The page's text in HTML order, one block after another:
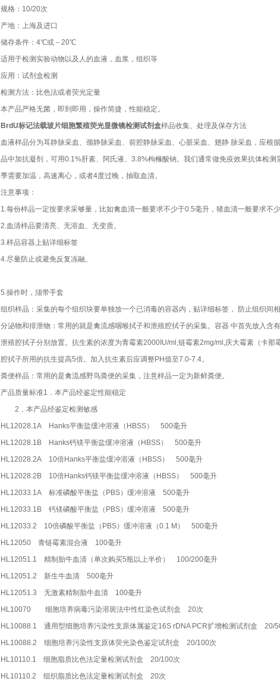
规格：10/20次
产地：上海及进口
储存条件：4℃或－20℃
适用于检测实验动物以及人的血液，血浆，组织等
应用：试剂盒检测
检测方法：比色法或者荧光定量
本产品严格无菌，即到即用，操作简捷，性能稳定。
BrdU标记法载玻片细胞繁殖荧光显微镜检测试剂盒样品收集、处理及保存方法
血液样品分为耳静脉采血、颈静脉采血、前腔静脉采血、心脏采血、翅静 脉采血，应根
品中加抗凝剂，可用0.1%肝素、阿氏液、3.8%枸橼酸钠。我们通常做免疫效果抗体检
季需要加温，高速离心，或者4度过晚，抽取血清。
注意事项：
1.每份样品一定按要求采够量，比如禽血清一般要求不少于0.5毫升，猪血清一般要求不
2.血清样品要清亮、无溶血、无变质。
3.样品容器上贴详细标签
4.尽量防止或避免反复冻融。
5.操作时，须带手套
组织样品：采集的每个组织块要单独放一个已消毒的容器内，贴详细标签， 防止组织
分泌物和排泄物：常用的就是禽流感咽喉拭子和泄殖腔拭子的采集。容器 中首先放入含
泄殖腔拭子分别放置。抗生素的浓度为青霉素2000IU/ml,链霉素2mg/ml,庆大霉素（卡
腔拭子所用的抗生提高5倍。加入抗生素后应调整PH值至7.0-7.4。
粪便样品：常用的是禽流感野鸟粪便的采集，注意样品一定为新鲜粪便。
产品质量标准1．本产品经鉴定性能稳定
2．本产品经鉴定检测敏感
HL12028.1A Hanks平衡盐缓冲溶液（HBSS） 500毫升
HL12028.1B Hanks钙镁平衡盐缓冲溶液（HBSS） 500毫升
HL12028.2A 10倍Hanks平衡盐缓冲溶液（HBSS） 500毫升
HL12028.2B 10倍Hanks钙镁平衡盐缓冲溶液（HBSS） 500毫升
HL12033.1A 标准磷酸平衡盐（PBS）缓冲溶液 500毫升
HL12033.1B 钙镁磷酸平衡盐（PBS）缓冲溶液 500毫升
HL12033.2 10倍磷酸平衡盐（PBS）缓冲溶液（0.1 M） 500毫升
HL12050 青链霉素混合液 100毫升
HL12051.1 精制胎牛血清（单次购买5瓶以上半价） 100/200毫升
HL12051.2 新生牛血清 500毫升
HL12051.3 无激素精制胎牛血清 100毫升
HL10070 细胞培养病毒污染溶斑法中性红染色试剂盒 20次
HL10088.1 通用型细胞培养污染性支原体属鉴定16S rDNA PCR扩增检测试剂盒 20/
HL10088.2 细胞培养污染性支原体荧光染色鉴定试剂盒 20/100次
HL10110.1 细胞脂质比色法定量检测试剂盒 20/100次
HL10110.2 组织脂质比色法定量检测试剂盒 20次